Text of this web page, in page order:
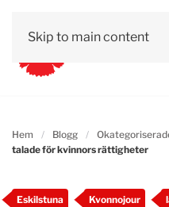
Skip to main content
Hem Blogg
talade för kvinnors rättigheter
Eskilstuna Kvonnojour